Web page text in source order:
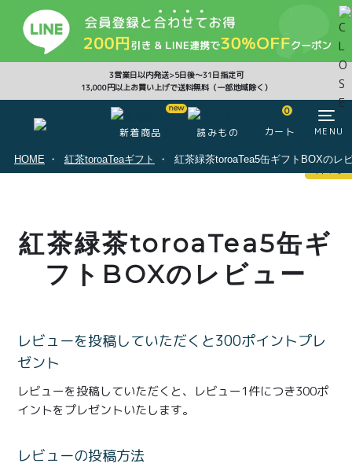
3営業日以内発送>5日後〜31日指定可
13,000円以上お買い上げで送料無料（一部地域除く）
新着商品 読みもの
0
カート MENU
CLOSE
0
注文履歴 会員登録情報 ポイント
商品一覧
とろ生ガトーショコラ
とろ生チーズケーキ
ョコラ
HOME 紅茶toroaTeaギフト 紅茶緑茶toroaTea5缶ギフトBOXのレ
紅茶緑茶toroaTea5缶ギ
フトBOXのレビュー
レビューを投稿していただくと300ポイントプレ
ゼント
レビューを投稿していただくと、レビュー1件につき300ポ
イントをプレゼントいたします。
レビューの投稿方法